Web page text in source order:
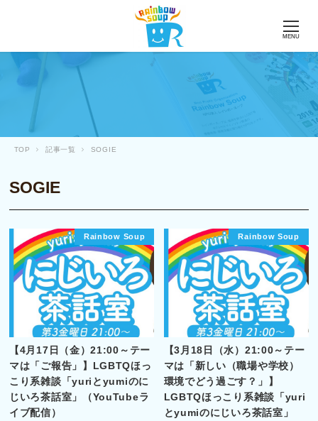
MENU
TOP 記事一覧 SOGIE
SOGIE
Rainbow Soup
【4月17日（金）21:00～テー
マは「ご報告」】LGBTQほっ
こり系雑談「yuriとyumiのに
じいろ茶話室」（YouTubeラ
イブ配信）
Rainbow Soup
【3月18日（水）21:00～テー
マは「新しい（職場や学校）
環境でどう過ごす？」】
LGBTQほっこり系雑談「yuri
とyumiのにじいろ茶話室」